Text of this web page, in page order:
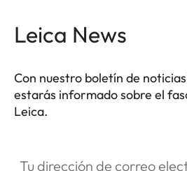
Leica News
Con nuestro boletín de
estarás informado sobre el
Leica.